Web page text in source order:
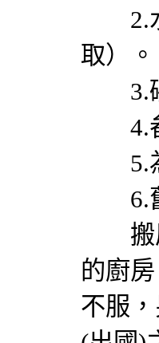
2.水
取）。
3.碗
4.畚
5.為
6.舊
搬屋
的廚
不服